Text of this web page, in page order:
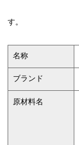
す。
名称
ブランド
原材料名